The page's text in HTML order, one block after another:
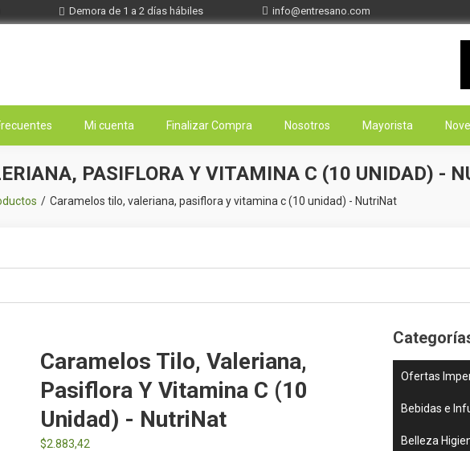
Demora de 1 a 2 días hábiles info@entresano.com
Mi cuenta Finalizar Compra Nosotros Mayorista
PASIFLORA Y VITAMINA C (10 UNIDAD) -
Caramelos tilo, valeriana, pasiflora y vitamina c (10 unidad) - NutriNat
Caramelos Tilo, Valeriana,
Pasiflora Y Vitamina C (10
Unidad) - NutriNat
$2.883,42
Ofertas
Bebidas e
Belleza